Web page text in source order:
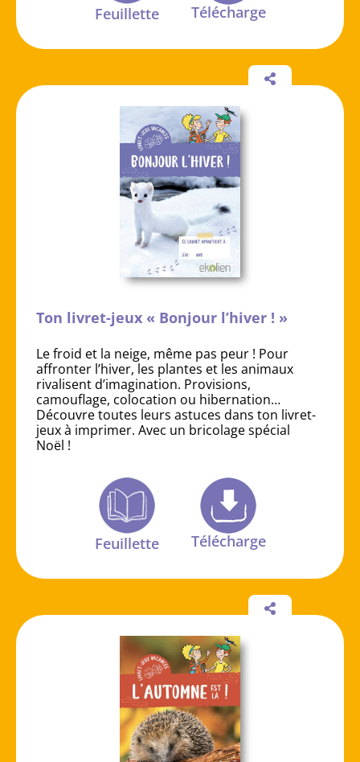
Feuillette Télécharge
Ton livret-jeux « Bonjour l’hiver ! »
Le froid et la neige, même pas peur ! Pour
affronter l’hiver, les plantes et les animaux
rivalisent d’imagination. Provisions,
camouflage, colocation ou hibernation…
Découvre toutes leurs astuces dans ton livret-
jeux à imprimer. Avec un bricolage spécial
Noël !
Feuillette Télécharge